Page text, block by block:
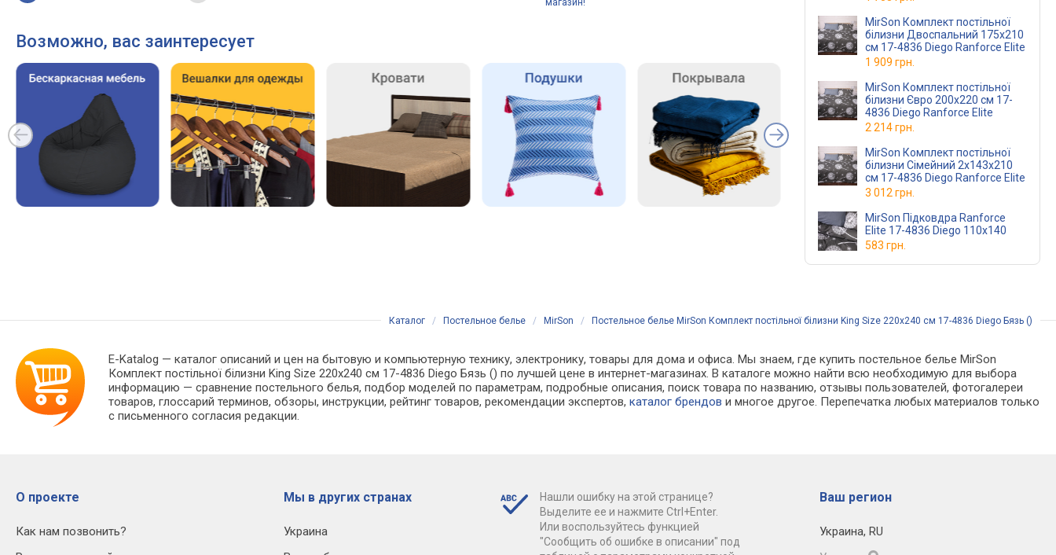
магазин!
Возможно, вас заинтересует
MirSon Комплект постільної
білизни Двоспальний 175х210
см 17-4836 Diego Ranforce Elite
1 909 грн.
MirSon Комплект постільної
білизни Євро 200х220 см 17-
4836 Diego Ranforce Elite
2 214 грн.
MirSon Комплект постільної
білизни Сімейний 2x143x210
см 17-4836 Diego Ranforce Elite
3 012 грн.
MirSon Підковдра Ranforce
Elite 17-4836 Diego 110х140
583 грн.
Каталог / Постельное белье / MirSon / Постельное белье MirSon Комплект постільної білизни King Size 220х240 см 17-4836 Diego Бязь ()
E-Katalog — каталог описаний и цен на бытовую и компьютерную технику, электронику, товары для дома и офиса. Мы знаем, где купить постельное белье MirSon
Комплект постільної білизни King Size 220х240 см 17-4836 Diego Бязь () по лучшей цене в интернет-магазинах. В каталоге можно найти всю необходимую для выбора
информацию — сравнение постельного белья, подбор моделей по параметрам, подробные описания, поиск товара по названию, отзывы пользователей, фотогалереи
товаров, глоссарий терминов, обзоры, инструкции, рейтинг товаров, рекомендации экспертов,каталог брендов и многое другое. Перепечатка любых материалов только
с письменного согласия редакции.
О проекте
Как нам позвонить?
Мы в других странах
Украина
Нашли ошибку на этой странице?
Выделите ее и нажмите Ctrl+Enter.
Или воспользуйтесь функцией
"Сообщить об ошибке в описании" под
Ваш регион
Украина, RU